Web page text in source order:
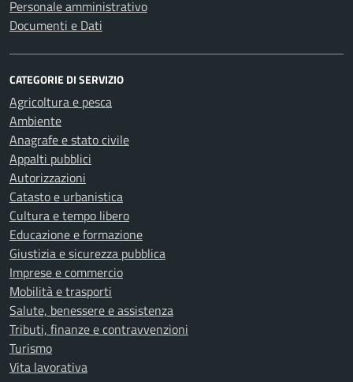
Personale amministrativo
Documenti e Dati
CATEGORIE DI SERVIZIO
Agricoltura e pesca
Ambiente
Anagrafe e stato civile
Appalti pubblici
Autorizzazioni
Catasto e urbanistica
Cultura e tempo libero
Educazione e formazione
Giustizia e sicurezza pubblica
Imprese e commercio
Mobilità e trasporti
Salute, benessere e assistenza
Tributi, finanze e contravvenzioni
Turismo
Vita lavorativa